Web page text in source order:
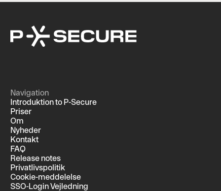
Navigation
Introduktion to P-Secure
Priser
Om
Nyheder
Kontakt
FAQ
Release notes
Privatlivspolitik
Cookie-meddelelse
SSO-Login Vejledning